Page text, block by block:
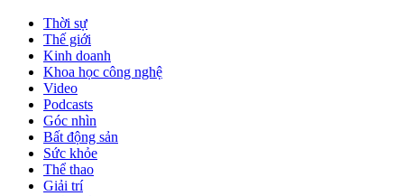
Thời sự
Thế giới
Kinh doanh
Khoa học công nghệ
Video
Podcasts
Góc nhìn
Bất động sản
Sức khỏe
Thể thao
Giải trí